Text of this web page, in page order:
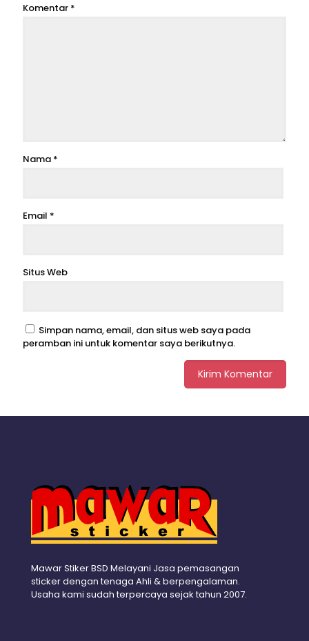
Komentar *
Nama *
Email *
Situs Web
Simpan nama, email, dan situs web saya pada
peramban ini untuk komentar saya berikutnya.
Mawar Stiker BSD Melayani Jasa pemasangan
sticker dengan tenaga Ahli & berpengalaman.
Usaha kami sudah terpercaya sejak tahun 2007.